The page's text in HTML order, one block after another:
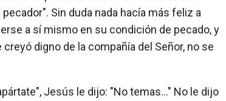
Sin duda nada hacía más feliz a
a sí mismo en su condición de pecado, y
digno de la compañía del Señor, no se
Jesús le dijo: "No temas..." No le dijo